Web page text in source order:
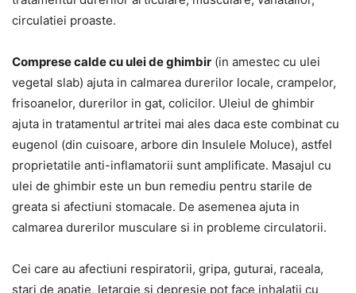
circulatiei proaste.
Comprese calde cu ulei de ghimbir (in amestec cu ulei
vegetal slab) ajuta in calmarea durerilor locale, crampelor,
frisoanelor, durerilor in gat, colicilor. Uleiul de ghimbir
ajuta in tratamentul artritei mai ales daca este combinat cu
eugenol (din cuisoare, arbore din Insulele Moluce), astfel
proprietatile anti-inflamatorii sunt amplificate. Masajul cu
ulei de ghimbir este un bun remediu pentru starile de
greata si afectiuni stomacale. De asemenea ajuta in
calmarea durerilor musculare si in probleme circulatorii.
Cei care au afectiuni respiratorii, gripa, guturai, raceala,
stari de apatie, letargie si depresie pot face inhalatii cu